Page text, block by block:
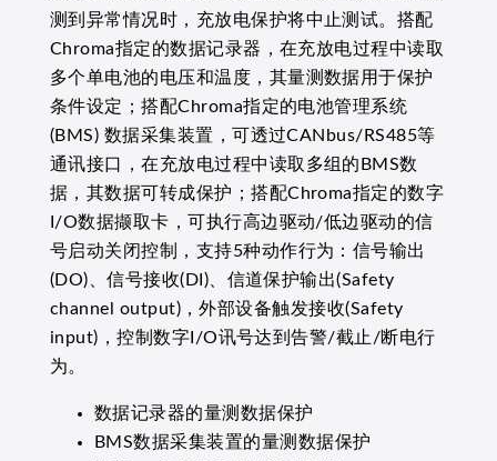
测到异常情况时，充放电保护将中止测试。搭配
Chroma指定的数据记录器，在充放电过程中读取
多个单电池的电压和温度，其量测数据用于保护
条件设定；搭配Chroma指定的电池管理系统
(BMS) 数据采集装置，可透过CANbus/RS485等
通讯接口，在充放电过程中读取多组的BMS数
据，其数据可转成保护；搭配Chroma指定的数字
I/O数据撷取卡，可执行高边驱动/低边驱动的信
号启动关闭控制，支持5种动作行为：信号输出
(DO)、信号接收(DI)、信道保护输出(Safety
channel output)，外部设备触发接收(Safety
input)，控制数字I/O讯号达到告警/截止/断电行
为。
数据记录器的量测数据保护
BMS数据采集装置的量测数据保护